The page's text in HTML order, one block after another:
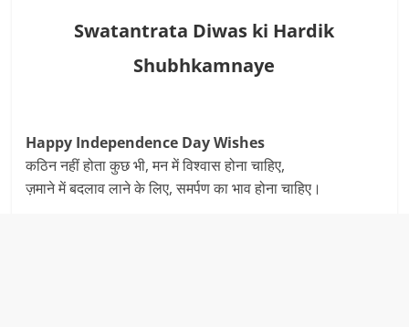
Swatantrata Diwas ki Hardik
Shubhkamnaye
Happy Independence Day Wishes
कठिन नहीं होता कुछ भी, मन में विश्वास होना चाहिए,
ज़माने में बदलाव लाने के लिए, समर्पण का भाव होना चाहिए।